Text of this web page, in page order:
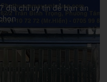
địa chỉ uy tín để bạn an